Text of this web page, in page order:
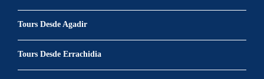
Tours Desde Agadir
Tours Desde Errachidia